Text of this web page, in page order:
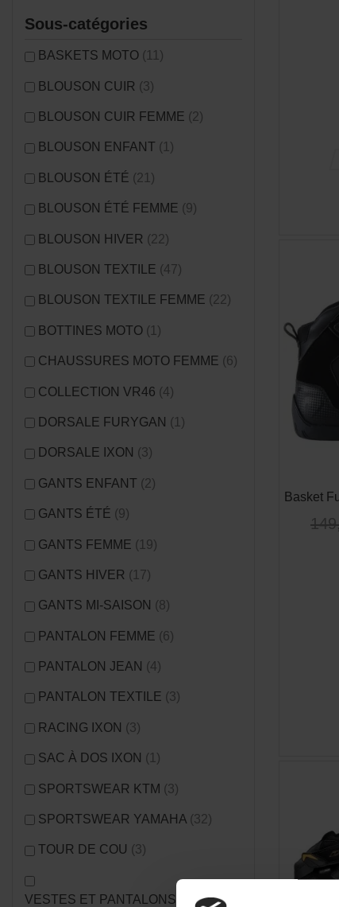
Sous-catégories
BASKETS MOTO (11)
BLOUSON CUIR (3)
BLOUSON CUIR FEMME (2)
BLOUSON ENFANT (1)
BLOUSON ÉTÉ (21)
BLOUSON ÉTÉ FEMME (9)
BLOUSON HIVER (22)
BLOUSON TEXTILE (47)
BLOUSON TEXTILE FEMME (22)
BOTTINES MOTO (1)
CHAUSSURES MOTO FEMME (6)
COLLECTION VR46 (4)
DORSALE FURYGAN (1)
DORSALE IXON (3)
GANTS ENFANT (2)
GANTS ÉTÉ (9)
GANTS FEMME (19)
GANTS HIVER (17)
GANTS MI-SAISON (8)
PANTALON FEMME (6)
PANTALON JEAN (4)
PANTALON TEXTILE (3)
RACING IXON (3)
SAC À DOS IXON (1)
SPORTSWEAR KTM (3)
SPORTSWEAR YAMAHA (32)
TOUR DE COU (3)
VESTES ET PANTALONS
Basket